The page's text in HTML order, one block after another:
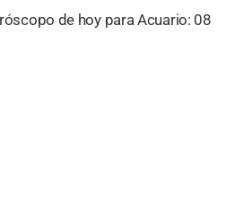
de hoy para Acuario: 08